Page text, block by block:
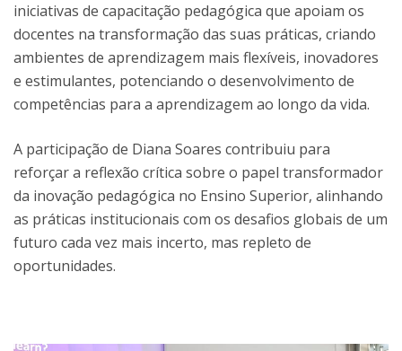
iniciativas de capacitação pedagógica que apoiam os
docentes na transformação das suas práticas, criando
ambientes de aprendizagem mais flexíveis, inovadores
e estimulantes, potenciando o desenvolvimento de
competências para a aprendizagem ao longo da vida.
A participação de Diana Soares contribuiu para
reforçar a reflexão crítica sobre o papel transformador
da inovação pedagógica no Ensino Superior, alinhando
as práticas institucionais com os desafios globais de um
futuro cada vez mais incerto, mas repleto de
oportunidades.